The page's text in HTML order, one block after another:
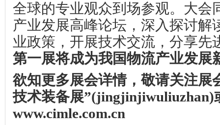
全球的专业观众到场参观。大会
产业发展高峰论坛，深入探讨解
业政策，开展技术交流，分享先
第一展将成为我国物流产业发展
欲知更多展会详情，敬请关注展
技术装备展”(jingjinjiwuliuzhan)
www.cimle.com.cn